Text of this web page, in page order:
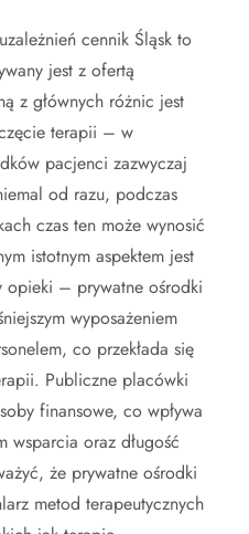
cennik Śląsk to
jest z ofertą
z głównych różnic jest
terapii – w
pacjenci zazwyczaj
od razu, podczas
czas ten może wynosić
istotnym aspektem jest
opieki – prywatne ośrodki
wyposażeniem
co przekłada się
Publiczne placówki
finansowe, co wpływa
wsparcia oraz długość
że prywatne ośrodki
metod terapeutycznych